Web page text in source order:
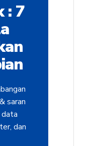
: 7
saran
dan